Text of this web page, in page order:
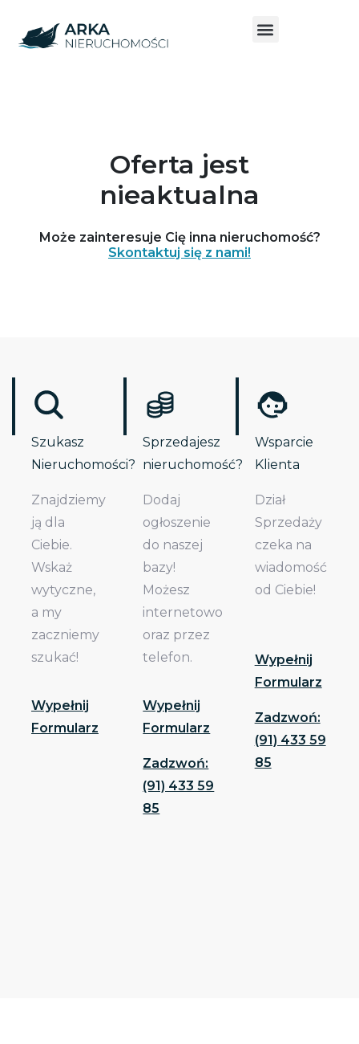
Oferta jest
nieaktualna
Może zainteresuje Cię inna nieruchomość?
Skontaktuj się z nami!
Szukasz
Nieruchomości?
Znajdziemy
ją dla
Ciebie.
Wskaż
wytyczne,
a my
zaczniemy
szukać!
Wypełnij
Formularz
Sprzedajesz
nieruchomość?
Dodaj
ogłoszenie
do naszej
bazy!
Możesz
internetowo
oraz przez
telefon.
Wypełnij
Formularz
Zadzwoń:
(91) 433 59
85
Wsparcie
Klienta
Dział
Sprzedaży
czeka na
wiadomość
od Ciebie!
Wypełnij
Formularz
Zadzwoń:
(91) 433 59
85